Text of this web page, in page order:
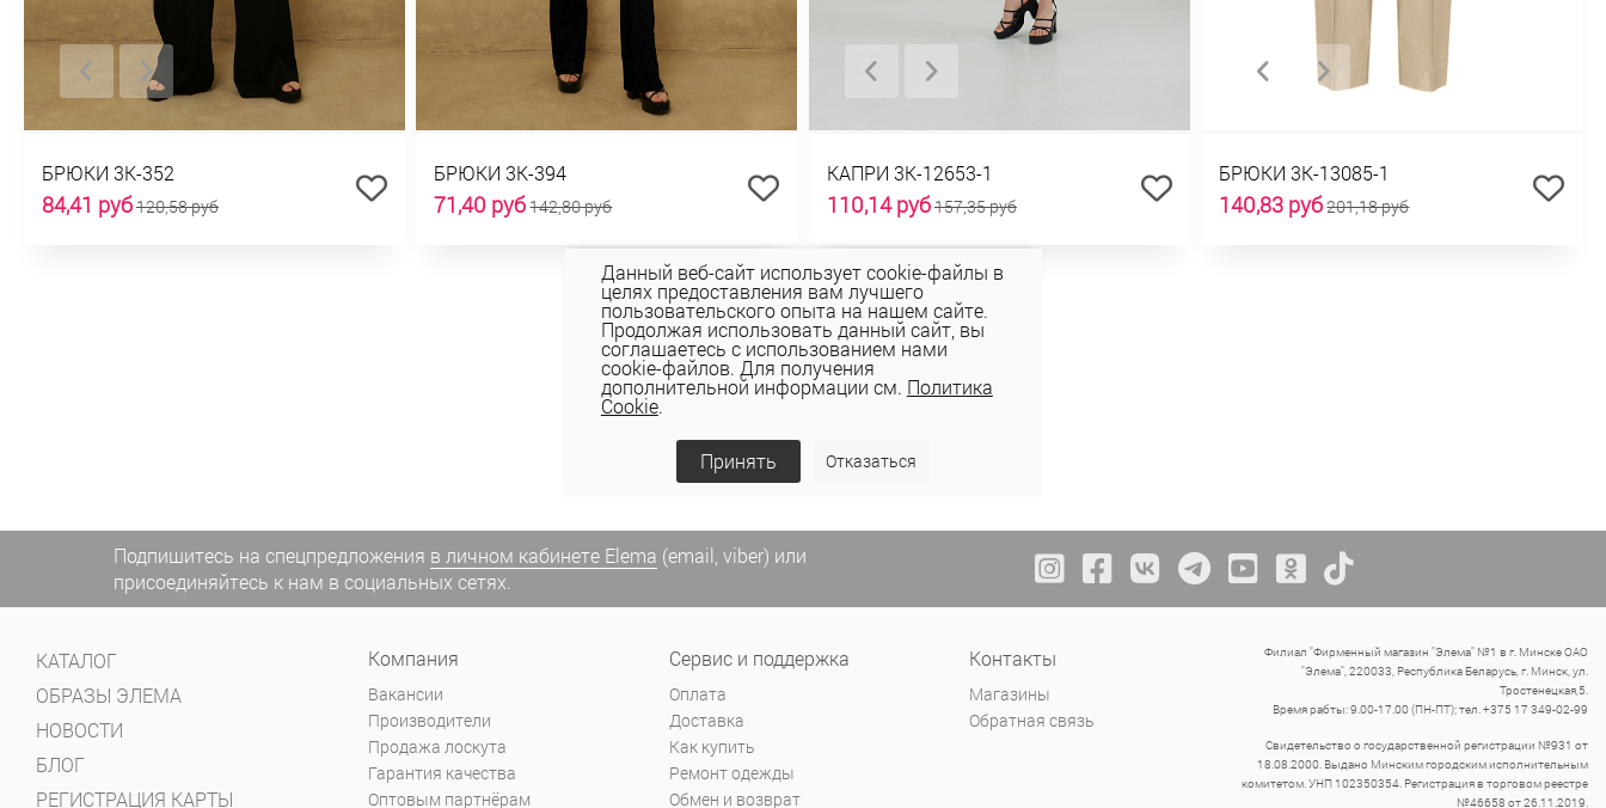
БРЮКИ 3К-352
84,41 руб120,58 руб
БРЮКИ 3К-394
71,40 руб142,80 руб
КАПРИ 3К-12653-1
110,14 руб157,35 руб
БРЮКИ 3К-13085-1
140,83 руб201,18 руб
Показать ещё
Назад 1
Подпишитесь на спецпредложения в личном кабинете Elema (email, viber) или
присоединяйтесь к нам в социальных сетях.
КАТАЛОГ
ОБРАЗЫ ЭЛЕМА
НОВОСТИ
БЛОГ
РЕГИСТРАЦИЯ КАРТЫ
Компания
Вакансии
Производители
Продажа лоскута
Гарантия качества
Оптовым партнёрам
Сервис и поддержка
Оплата
Доставка
Как купить
Ремонт одежды
Обмен и возврат
Контакты
Магазины
Обратная связь
Филиал "Фирменный магазин "Элема" №1 в г. Минске ОАО
"Элема", 220033, Республика Беларусь, г. Минск, ул.
Тростенецкая,5.
Время рабты: 9.00-17.00 (ПН-ПТ); тел. +375 17 349-02-99
Свидетельство о государственной регистрации №931 от
18.08.2000. Выдано Минским городским исполнительным
комитетом. УНП 102350354. Регистрация в торговом реестре
№46658 от 26.11.2019.
Данный веб-сайт использует cookie-файлы в
целях предоставления вам лучшего
пользовательского опыта на нашем сайте.
Продолжая использовать данный сайт, вы
соглашаетесь с использованием нами
cookie-файлов. Для получения
дополнительной информации см. Политика
Cookie.
Принять Отказаться